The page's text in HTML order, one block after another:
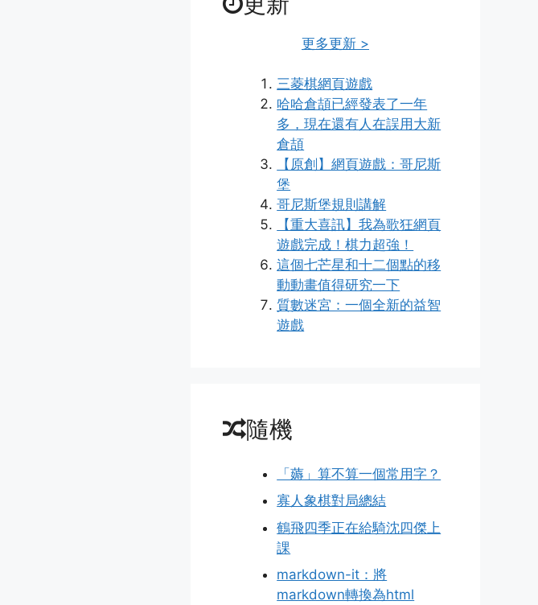
更多更新 >
三菱棋網頁遊戲
哈哈倉頡已經發表了一年
多，現在還有人在誤用大新
倉頡
【原創】網頁遊戲：哥尼斯
堡
哥尼斯堡規則講解
【重大喜訊】我為歌狂網頁
遊戲完成！棋力超強！
這個七芒星和十二個點的移
動動畫值得研究一下
質數迷宮：一個全新的益智
遊戲
隨機
「薅」算不算一個常用字？
寡人象棋對局總結
鶴飛四季正在給騎沈四傑上
課
markdown-it：將
markdown轉換為html